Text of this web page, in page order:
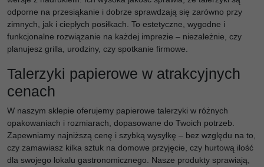
odporne na przesiąkanie i dobrze sprawdzają się zarówno przy
zimnych, jak i ciepłych posiłkach. To estetyczne, wygodne i
funkcjonalne rozwiązanie na każdej imprezie – niezależnie, czy
planujesz grilla, urodziny, czy spotkanie firmowe.
Talerzyki papierowe w atrakcyjnych
cenach
W naszym sklepie oferujemy papierowe talerzyki w różnych
opakowaniach i rozmiarach, dopasowane do Twoich potrzeb.
Zapewniamy najniższą cenę i szybką wysyłkę – bez względu na to,
czy zamawiasz kilka sztuk na domowe przyjęcie, czy hurtową ilość
dla swojego lokalu gastronomicznego. Nasze produkty sprawiają,